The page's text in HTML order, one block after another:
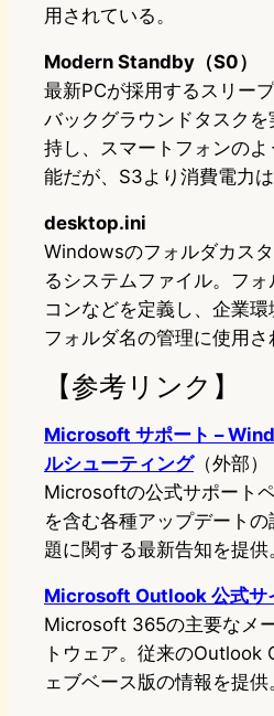
用されている。
Modern Standby（S0）
最新PCが採用するスリー
バックグラウンドタスク
持し、スマートフォンの
能だが、S3より消費電力は
desktop.ini
Windowsのフォルダカス
るシステムファイル。フ
コンなどを定義し、企業
フォルダ名の管理に使用さ
【参考リンク】
Microsoft サポート –
ルシューティング（外部）
Microsoftの公式サポート
を含む各種アップデート
題に関する最新告知を提供
Microsoft Outlook 公式サ
Microsoft 365の主要なメ
トウェア。従来のOutlook
ェブベース版の情報を提供